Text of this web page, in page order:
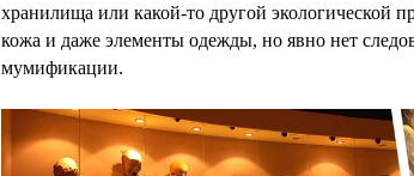
хранилища или какой-то другой экологической
кожа и даже элементы одежды, но явно нет
мумификации.